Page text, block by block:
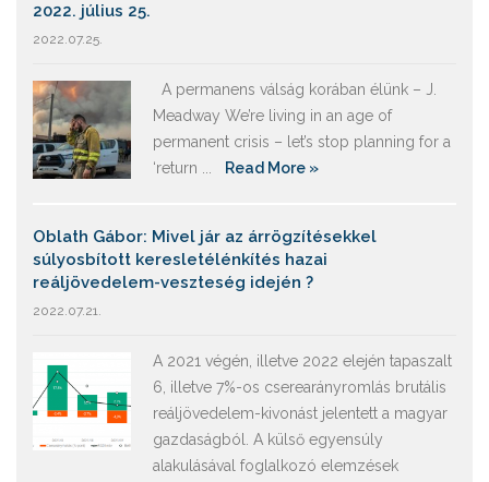
2022. július 25.
2022.07.25.
A permanens válság korában élünk – J.
Meadway We’re living in an age of
permanent crisis – let’s stop planning for a
‘return ...
Read More »
Oblath Gábor: Mivel jár az árrögzítésekkel
súlyosbított keresletélénkítés hazai
reáljövedelem-veszteség idején ?
2022.07.21.
A 2021 végén, illetve 2022 elején tapaszalt
6, illetve 7%-os cserearányromlás brutális
reáljövedelem-kivonást jelentett a magyar
gazdaságból. A külső egyensúly
alakulásával foglalkozó elemzések